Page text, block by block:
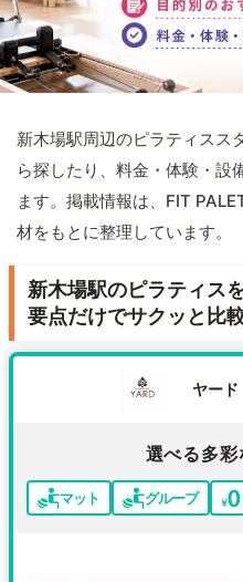
新木場駅周辺のピラティスス
ら探したり、料金・体験・設
ます。掲載情報は、FIT
材をもとに整理しています。
新木場駅のピラティス
要点だけでサクッと比
ヤード
選べる多
マット グループ